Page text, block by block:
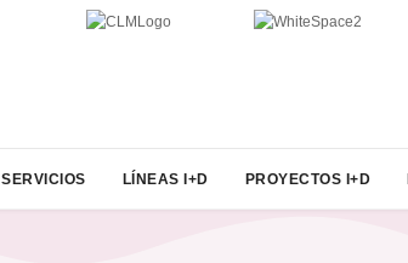
SERVICIOS LÍNEAS I+D PROYECTOS I+D